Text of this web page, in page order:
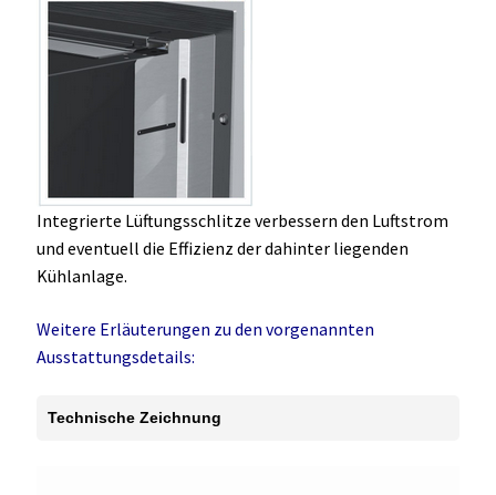
Integrierte Lüftungsschlitze verbessern den Luftstrom
und eventuell die Effizienz der dahinter liegenden
Kühlanlage.
Weitere Erläuterungen zu den vorgenannten
Ausstattungsdetails:
Technische Zeichnung